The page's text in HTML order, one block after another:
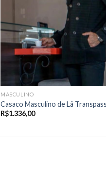
MASCULINO
Casaco Masculino de Lã
R$1.336,00